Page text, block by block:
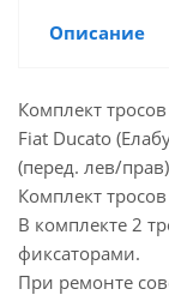
Описание
Комплект
Fiat Ducato
(перед. лев/
Комплект
В комплекте 2
фиксаторами.
При ремонте